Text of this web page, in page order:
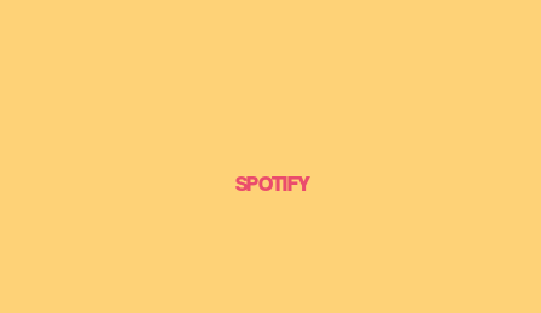
SPOTIFY